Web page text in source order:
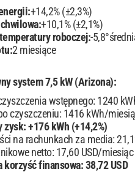
+14,2% (±2,3%)
+10,1% (±2,1%)
roboczej:-
2 miesiące
system 7,5 kW (Arizona):
wstępnego: 1240
czyszczeniu: 1416 kWh/
+176 kWh (+14,2%)
na rachunkach za media:
netto: 17,60 USD/miesiąc
korzyść finansowa: 38,72 USD